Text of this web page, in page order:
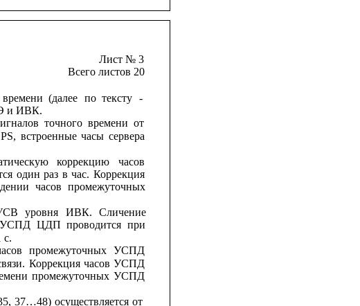
Лист № 3
Всего листов 20
времени (далее по тексту -
и ИВК.
точного времени от
встроенные часы сервера
коррекцию
часов
один раз в час. Коррекция
часов промежуточных
уровня ИВК.
Сличение
ЦДП проводится при
с.
промежуточных УСПД
Коррекция часов УСПД
промежуточных УСПД
37…48) осуществляется от